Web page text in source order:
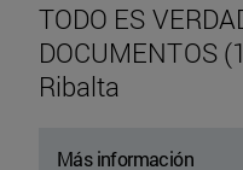
TODO ES
DOCUMENTOS
Ribalta
Más información